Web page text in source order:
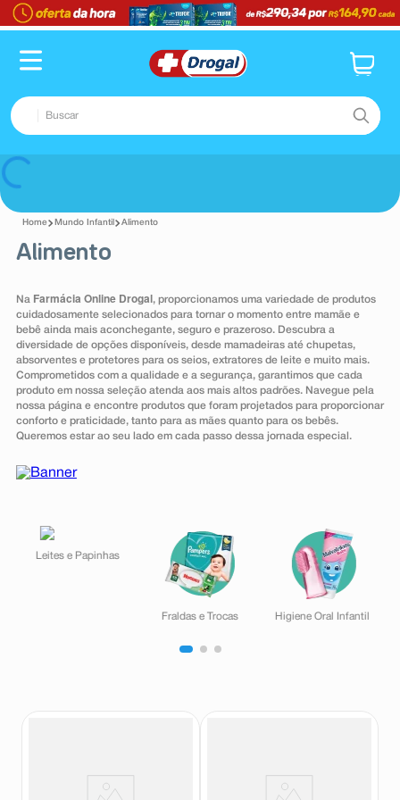
Buscar
Mundo Infantil Alimento
Alimento
Na Farmácia Online Drogal, proporcionamos uma variedade de produtos
cuidadosamente selecionados para tornar o momento entre mamãe e
bebê ainda mais aconchegante, seguro e prazeroso. Descubra a
diversidade de opções disponíveis, desde mamadeiras até chupetas,
absorventes e protetores para os seios, extratores de leite e muito mais.
Comprometidos com a qualidade e a segurança, garantimos que cada
produto em nossa seleção atenda aos mais altos padrões. Navegue pela
nossa página e encontre produtos que foram projetados para proporcionar
conforto e praticidade, tanto para as mães quanto para os bebês.
Queremos estar ao seu lado em cada passo dessa jornada especial.
Leites e Papinhas
Fraldas e Trocas Higiene Oral Infantil
TERMOS MAIS BUSCADOS
1º fralda
2º dipirona
3
4º
5
6º desodorante
7º teste gravidez
9º absorvente
10ºshampoo
TERMOS MAIS BUSCADOS
dipirona
3º lenço umedecido
4º tadalafila
5º minoxidil
6º desodorante
7º teste gravidez
8º esmalte
10ºshampoo